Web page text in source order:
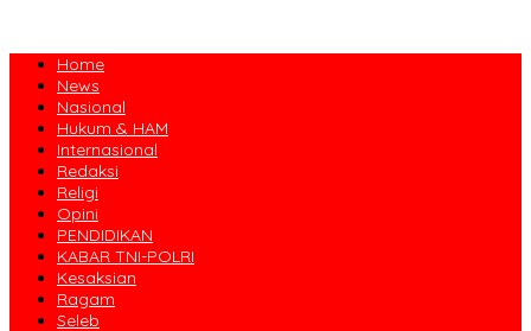
Home
News
Nasional
Hukum & HAM
Internasional
Redaksi
Religi
Opini
PENDIDIKAN
KABAR TNI-POLRI
Kesaksian
Ragam
Seleb